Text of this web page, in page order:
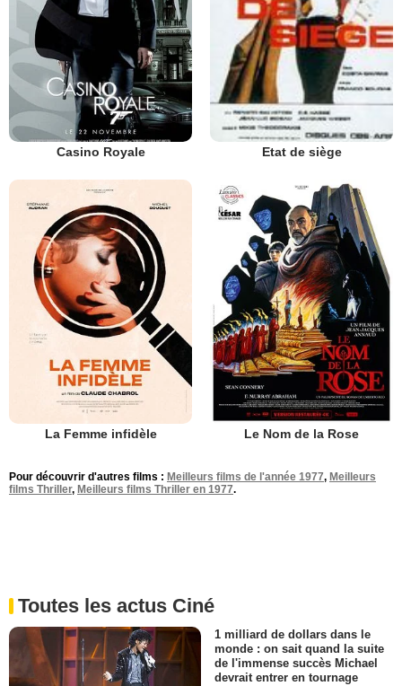
Casino Royale Etat de siège
La Femme infidèle Le Nom de la Rose
Pour découvrir d'autres films : Meilleurs films de l'année 1977, Meilleurs
films Thriller, Meilleurs films Thriller en 1977.
Toutes les actus Ciné
1 milliard de dollars dans le
monde : on sait quand la suite
de l'immense succès Michael
devrait entrer en tournage